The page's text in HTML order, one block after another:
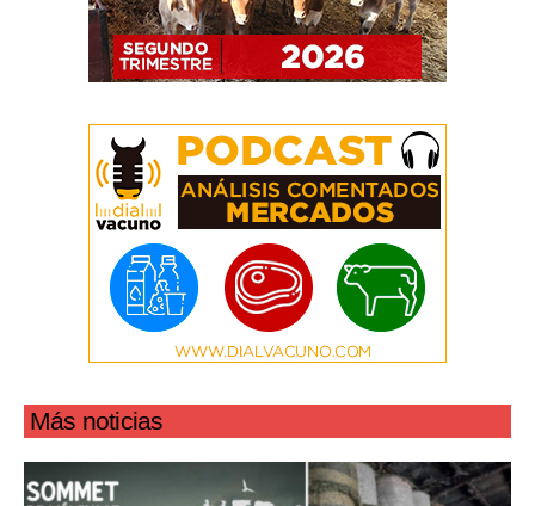
Más noticias